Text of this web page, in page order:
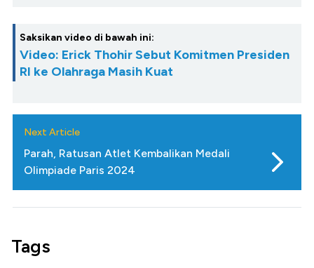
Saksikan video di bawah ini:
Video: Erick Thohir Sebut Komitmen Presiden
RI ke Olahraga Masih Kuat
Next Article
Parah, Ratusan Atlet Kembalikan Medali
Olimpiade Paris 2024
Tags